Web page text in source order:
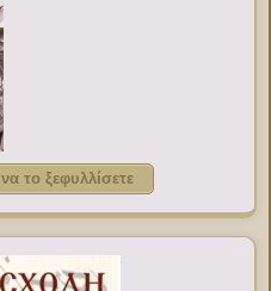
το ξεφυλλίσετε